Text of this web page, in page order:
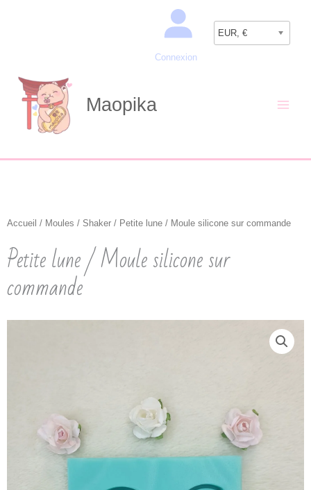
Connexion
EUR, €
Maopika
Accueil / Moules / Shaker / Petite lune / Moule silicone sur commande
Petite lune / Moule silicone sur
commande
Recherche